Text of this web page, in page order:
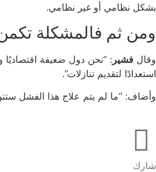
بشكل نظامي أو غير نظامي.
ومن ثم فالمشكلة
وقال فشير : “نحن دول ضعيفة اقتصاديًا
استعدادًا لتقديم تنازلات”.
وأضاف: “ما لم يتم علاج هذا الفشل
شارك